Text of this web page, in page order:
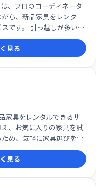
、プロのコーディネータ
ら、新品家具をレンタ
です。 引っ越しが多い方
う方にとって最適な選択
しながら自分にぴったり
試す手間を省けます。こ
実現したい方におすすめ
見る
家具をレンタルできるサ
、お気に入りの家具を試
め、気軽に家具選びを楽
の変化にも柔軟に対応で
返却を選択可能です。購
すめです。
見る